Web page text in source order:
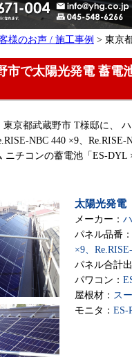
様のお声 / 施工事例 > 東京
市で太陽光発電 蓄電
東京都武蔵野市 T様邸に、
NBC 440 ×9、Re.RISE-
ニチコンの蓄電池「ES-DYL
太陽光発電
メーカー：
パネル品番：
×9、
パネル合計出
パワコン：
屋根材： ス
モニタ： ES-